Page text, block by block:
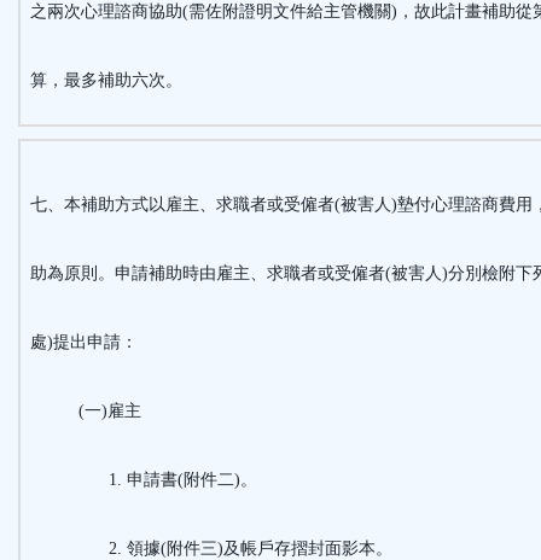
之兩次心理諮商協助(需佐附證明文件給主管機關)，故此計畫補助從
算，最多補助六次。
七、本補助方式以雇主、求職者或受僱者(被害人)墊付心理諮商費用
助為原則。申請補助時由雇主、求職者或受僱者(被害人)分別檢附下
處)提出申請：
(一)雇主
申請書(附件二)。
領據(附件三)及帳戶存摺封面影本。